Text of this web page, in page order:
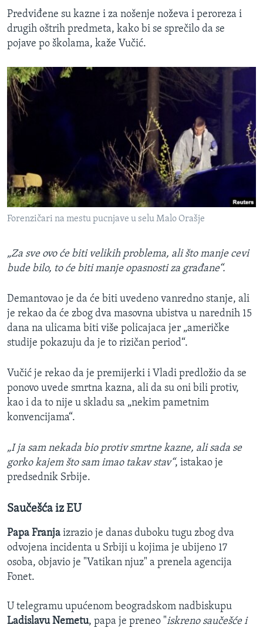
Predviđene su kazne i za nošenje noževa i peroreza i
drugih oštrih predmeta, kako bi se sprečilo da se
pojave po školama, kaže Vučić.
Forenzičari na mestu pucnjave u selu Malo Orašje
„Za sve ovo će biti velikih problema, ali što manje cevi
bude bilo, to će biti manje opasnosti za građane“.
Demantovao je da će biti uvedeno vanredno stanje, ali
je rekao da će zbog dva masovna ubistva u narednih 15
dana na ulicama biti više policajaca jer „američke
studije pokazuju da je to rizičan period“.
Vučić je rekao da je premijerki i Vladi predložio da se
ponovo uvede smrtna kazna, ali da su oni bili protiv,
kao i da to nije u skladu sa „nekim pametnim
konvencijama“.
„I ja sam nekada bio protiv smrtne kazne, ali sada se
gorko kajem što sam imao takav stav“, istakao je
predsednik Srbije.
Saučešća iz EU
Papa Franja izrazio je danas duboku tugu zbog dva
odvojena incidenta u Srbiji u kojima je ubijeno 17
osoba, objavio je "Vatikan njuz" a prenela agencija
Fonet.
U telegramu upućenom beogradskom nadbiskupu
Ladislavu Nemetu, papa je preneo "iskreno saučešće i